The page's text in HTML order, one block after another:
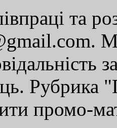
та
Рубрика
промо-